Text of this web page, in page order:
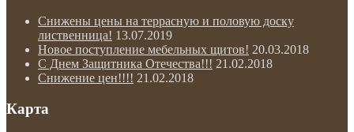
Снижены цены на террасную и половую доску
лиственница! 13.07.2019
Новое поступление мебельных щитов! 20.03.2018
С Днем Защитника Отечества!!! 21.02.2018
Снижение цен!!!! 21.02.2018
Карта